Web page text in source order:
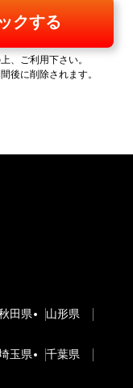
クする
、ご利用下さい。
後に削除されます。
田県
山形県
玉県
千葉県